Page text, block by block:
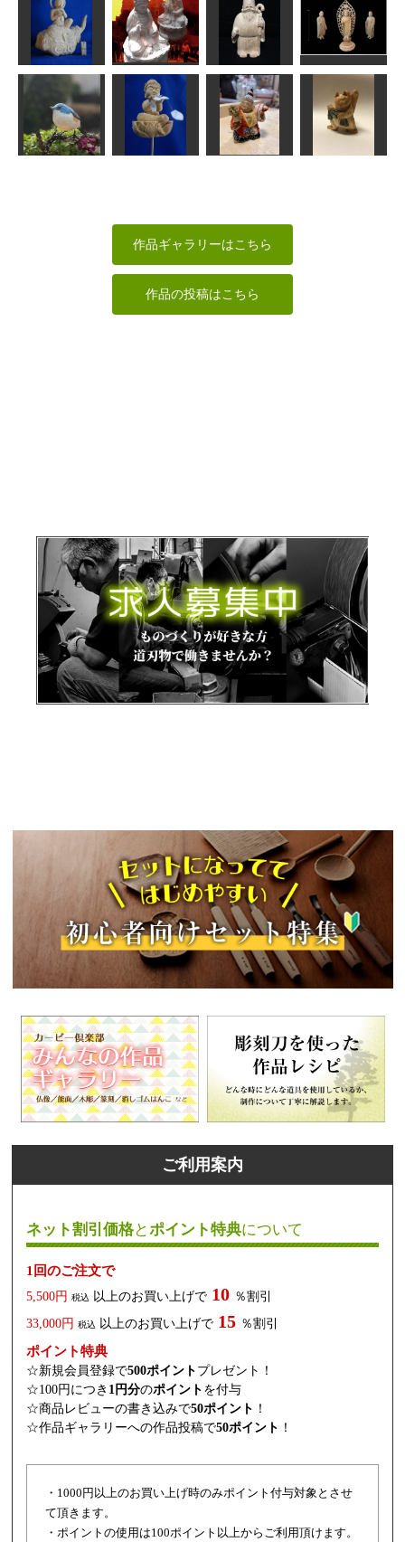
薬師如来立像
ちゅうさん
水月かのん
kiyonk
離れないよ、
ずっと一緒
Issay
母子観音
sigesama
雲中供養菩薩
像
ta-chann
異国の巨仏
sigesama
福禄寿
しんちゃん
阿弥陀如来
のん：散華」
布袋三番叟
作品ギャラリーはこちら
作品の投稿はこちら
ご利用案内
ネット割引価格とポイント特典について
1回のご注文で
5,500円 税込 以上のお買い上げで 10 ％割引
33,000円 税込 以上のお買い上げで 15 ％割引
ポイント特典
☆新規会員登録で500ポイント プレゼント！
☆100円につき 1円分のポイント を付与
☆商品レビューの書き込みで50ポイント ！
☆作品ギャラリーへの作品投稿で50ポイント ！
・1000円以上のお買い上げ時のみポイント付与対象とさせ
て頂きます。
・ポイントの使用は100ポイント以上からご利用頂けます。